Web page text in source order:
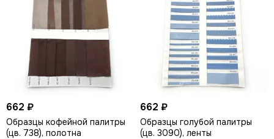
662 ₽
Образцы кофейной палитры
(цв. 738), полотна
662 ₽
Образцы голубой палитры
(цв. 3090), ленты